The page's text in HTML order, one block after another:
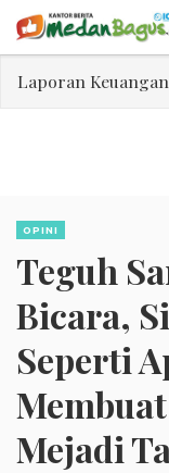
OPINI
Teguh
Bicara,
Seperti
Mejadi